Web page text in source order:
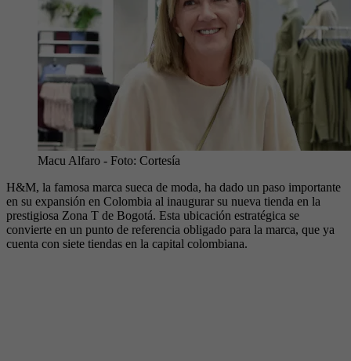
Macu Alfaro - Foto: Cortesía
H&M, la famosa marca sueca de moda, ha dado un paso importante
en su expansión en Colombia al inaugurar su nueva tienda en la
prestigiosa Zona T de Bogotá. Esta ubicación estratégica se
convierte en un punto de referencia obligado para la marca, que ya
cuenta con siete tiendas en la capital colombiana.